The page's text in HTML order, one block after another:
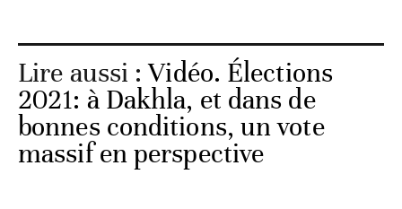
Lire aussi :Vidéo. Élections
2021: à Dakhla, et dans de
bonnes conditions, un vote
massif en perspective